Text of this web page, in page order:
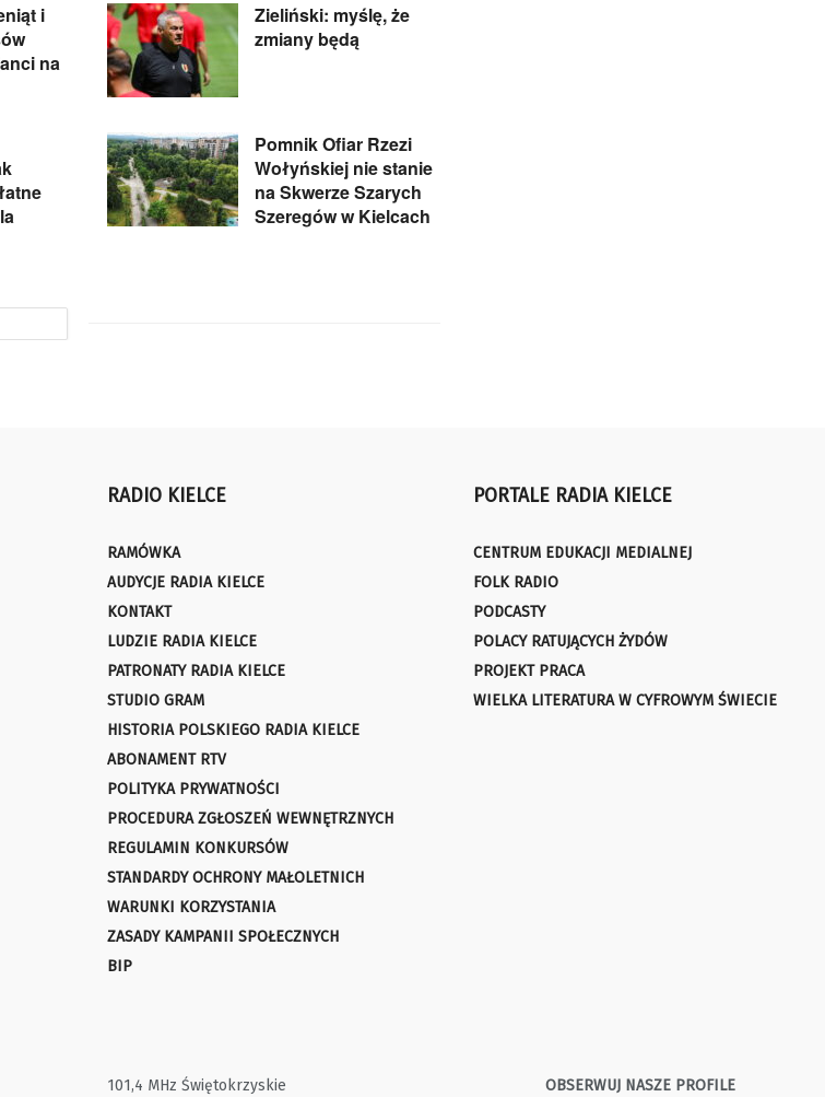
i
na
Zieliński: myślę, że
zmiany będą
Pomnik Ofiar Rzezi
Wołyńskiej nie stanie
na Skwerze Szarych
Szeregów w Kielcach
RADIO KIELCE
RAMÓWKA
AUDYCJE RADIA KIELCE
KONTAKT
LUDZIE RADIA KIELCE
PATRONATY RADIA KIELCE
STUDIO GRAM
HISTORIA POLSKIEGO RADIA KIELCE
ABONAMENT RTV
POLITYKA PRYWATNOŚCI
PROCEDURA ZGŁOSZEŃ WEWNĘTRZNYCH
REGULAMIN KONKURSÓW
STANDARDY OCHRONY MAŁOLETNICH
WARUNKI KORZYSTANIA
ZASADY KAMPANII SPOŁECZNYCH
BIP
PORTALE RADIA KIELCE
CENTRUM EDUKACJI MEDIALNEJ
FOLK RADIO
PODCASTY
POLACY RATUJĄCYCH ŻYDÓW
PROJEKT PRACA
WIELKA LITERATURA W CYFROWYM ŚWIECIE
101,4 MHz Świętokrzyskie OBSERWUJ NASZE PROFILE